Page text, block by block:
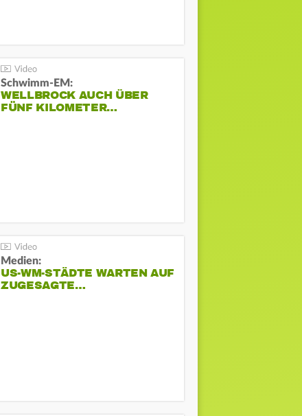
Schwimm-EM:
WELLBROCK AUCH ÜBER
FÜNF KILOMETER…
Medien:
US-WM-STÄDTE WARTEN AUF
ZUGESAGTE…